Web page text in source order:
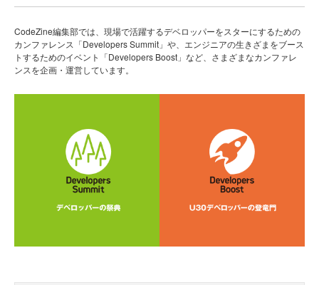
CodeZine編集部では、現場で活躍するデベロッパーをスターにするための
カンファレンス「Developers Summit」や、エンジニアの生きざまをブース
トするためのイベント「Developers Boost」など、さまざまなカンファレ
ンスを企画・運営しています。